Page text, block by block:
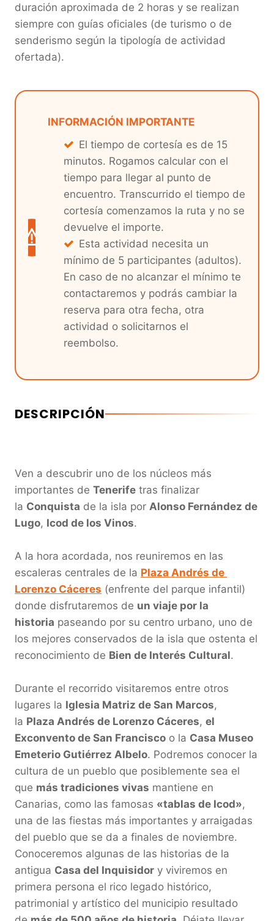
duración aproximada de 2 horas y se realizan
siempre con guías oficiales (de turismo o de
senderismo según la tipología de actividad
ofertada).
INFORMACIÓN IMPORTANTE
El tiempo de cortesía es de 15
minutos. Rogamos calcular con el
tiempo para llegar al punto de
encuentro. Transcurrido el tiempo de
cortesía comenzamos la ruta y no se
devuelve el importe.
Esta actividad necesita un
mínimo de 5 participantes (adultos).
En caso de no alcanzar el mínimo te
contactaremos y podrás cambiar la
reserva para otra fecha, otra
actividad o solicitarnos el
reembolso.
DESCRIPCIÓN
Ven a descubrir uno de los núcleos más
importantes de Tenerife tras finalizar
la Conquista de la isla por Alonso Fernández de
Lugo, Icod de los Vinos.
A la hora acordada, nos reuniremos en las
escaleras centrales de la Plaza Andrés de
Lorenzo Cáceres (enfrente del parque infantil)
donde disfrutaremos de un viaje por la
historia paseando por su centro urbano, uno de
los mejores conservados de la isla que ostenta el
reconocimiento de Bien de Interés Cultural.
Durante el recorrido visitaremos entre otros
lugares la Iglesia Matriz de San Marcos,
la Plaza Andrés de Lorenzo Cáceres, el
Exconvento de San Francisco o la Casa Museo
Emeterio Gutiérrez Albelo. Podremos conocer la
cultura de un pueblo que posiblemente sea el
que más tradiciones vivas mantiene en
Canarias, como las famosas «tablas de Icod»,
una de las fiestas más importantes y arraigadas
del pueblo que se da a finales de noviembre.
Conoceremos algunas de las historias de la
antigua Casa del Inquisidor y viviremos en
primera persona el rico legado histórico,
patrimonial y artístico del municipio resultado